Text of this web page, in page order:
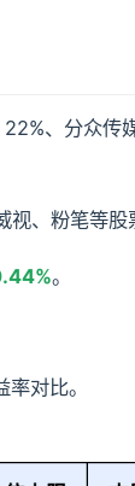
、分众
、粉笔等股
。
对比。